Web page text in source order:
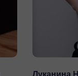
Луканина